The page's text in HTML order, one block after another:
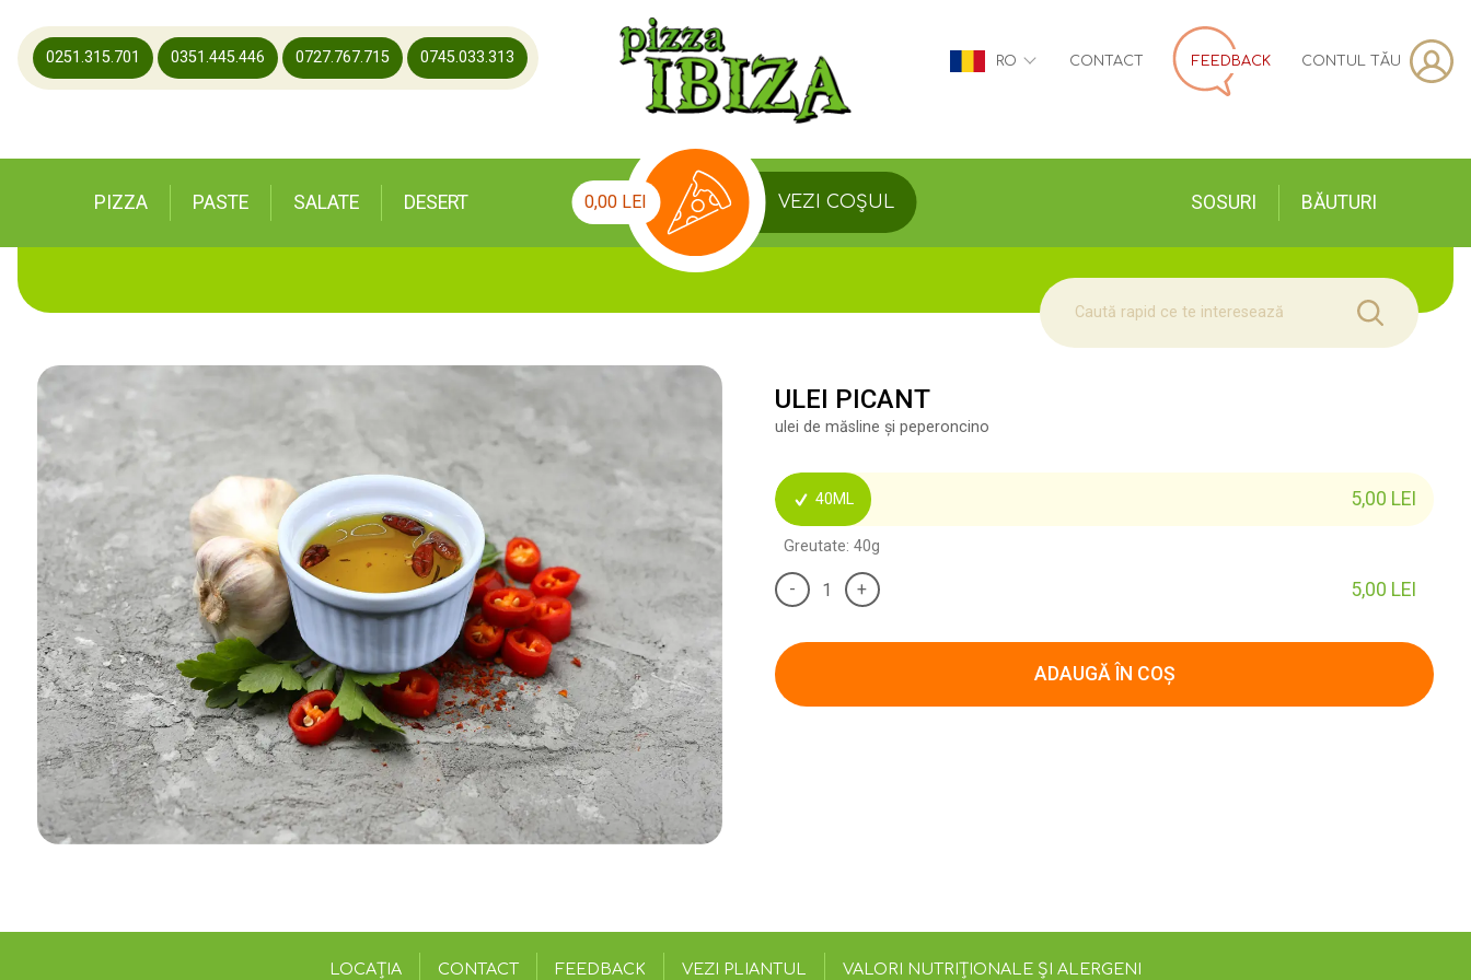
0251.315.701 0351.445.446 0727.767.715 0745.033.313 RO CONTACT FEEDBACK CONTUL TĂU
PIZZA PASTE SALATE DESERT 0,00 LEI VEZI COȘUL SOSURI BĂUTURI
ULEI PICANT
ulei de măsline și peperoncino
40ML 5,00 LEI
Greutate: 40g
- + 5,00 LEI
ADAUGĂ ÎN COȘ
LOCAȚIA CONTACT FEEDBACK VEZI PLIANTUL VALORI NUTRIȚIONALE ȘI ALERGENI